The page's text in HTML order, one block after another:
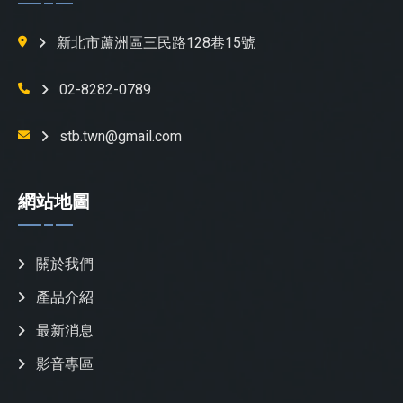
新北市蘆洲區三民路128巷15號
02-8282-0789
stb.twn@gmail.com
網站地圖
關於我們
產品介紹
最新消息
影音專區